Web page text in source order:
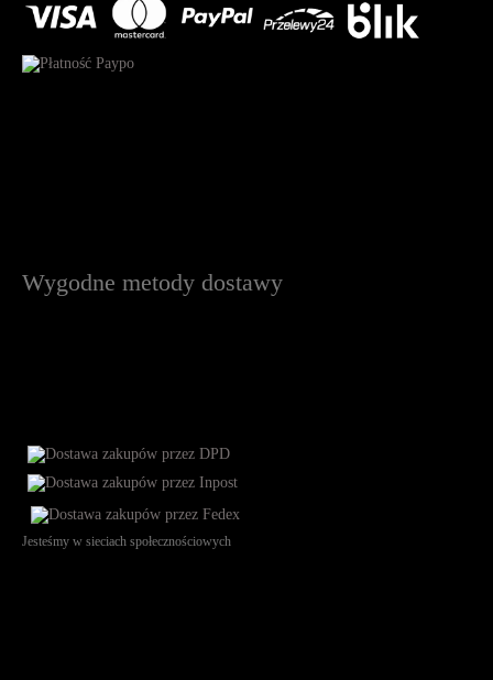
Wygodne metody dostawy
Jesteśmy w sieciach społecznościowych